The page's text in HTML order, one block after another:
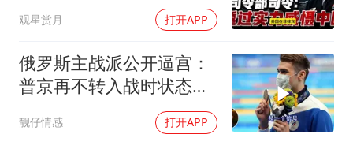
刘伟任延安市委常委、市纪委书记
习近平心系体育强国建设
观星赏月 打开APP
俄罗斯主战派公开逼宫：
普京再不转入战时状态，
靓仔情感 打开APP